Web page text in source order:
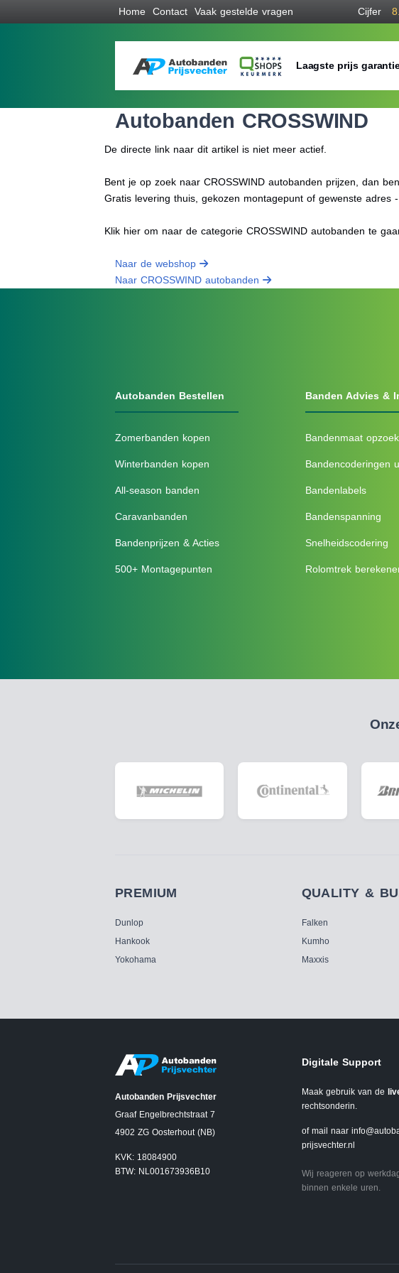
Home Contact Vaak gestelde vragen Cijfer
Laagste prijs
Autobanden CROSSWIND
De directe link naar dit artikel is niet meer actief.
Bent je op zoek naar CROSSWIND autobanden prijzen, dan
Gratis levering thuis, gekozen montagepunt of gewenste
Klik hier om naar de categorie CROSSWIND autobanden te
Naar de webshop
Naar CROSSWIND autobanden
Autobanden Bestellen
Zomerbanden kopen
Winterbanden kopen
All-season banden
Caravanbanden
Bandenprijzen & Acties
500+ Montagepunten
Banden Advies &
Bandenmaat
Bandencoderingen
Bandenlabels
Bandenspanning
Snelheidscodering
Rolomtrek
PREMIUM
Dunlop
Hankook
Yokohama
QUALITY &
Falken
Kumho
Maxxis
Autobanden Prijsvechter
Graaf Engelbrechtstraat 7
4902 ZG Oosterhout (NB)
KVK: 18084900
BTW: NL001673936B10
Digitale Support
Maak gebruik van de
rechtsonderin.
of mail naar
prijsvechter.nl
Wij reageren op
binnen enkele uren.